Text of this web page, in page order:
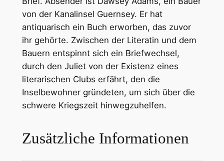
von der Kanalinsel Guernsey. Er hat
antiquarisch ein Buch erworben, das zuvor
ihr gehörte. Zwischen der Literatin und dem
Bauern entspinnt sich ein Briefwechsel,
durch den Juliet von der Existenz eines
literarischen Clubs erfährt, den die
Inselbewohner gründeten, um sich über die
schwere Kriegszeit hinwegzuhelfen.
Zusätzliche Informationen